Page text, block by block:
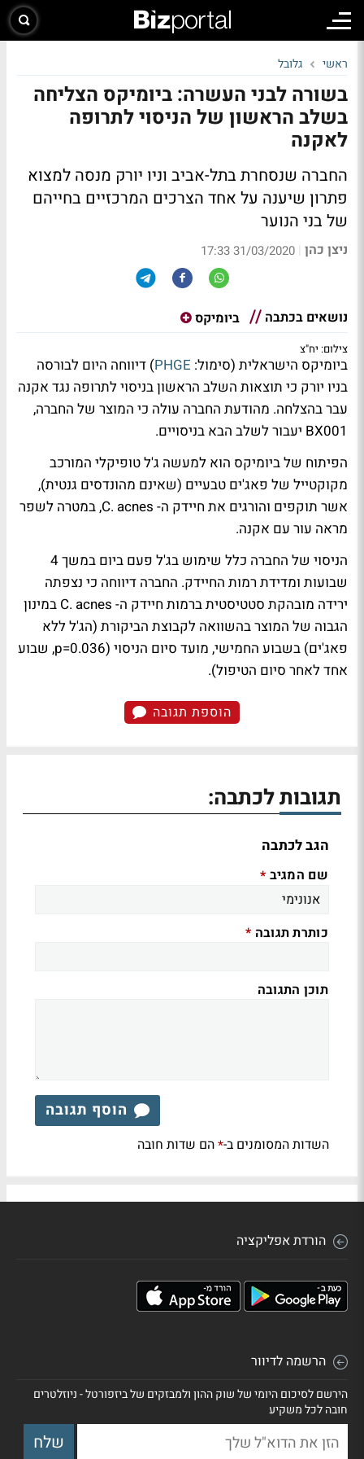
ראשי גלובל
בשורה לבני העשרה: ביומיקס הצליחה
בשלב הראשון של הניסוי לתרופה
לאקנה
החברה שנסחרת בתל-אביב וניו יורק מנסה למצוא
פתרון שיענה על אחד הצרכים המרכזיים בחייהם
של בני הנוער
ניצן כהן |
31/03/2020 17:33
נושאים בכתבה ביומיקס
צילום: יח"צ
ביומיקס הישראלית (סימול: PHGE) דיווחה היום לבורסה
בניו יורק כי תוצאות השלב הראשון בניסוי לתרופה נגד אקנה
עבר בהצלחה. מהודעת החברה עולה כי המוצר של החברה,
BX001 יעבור לשלב הבא בניסויים.
הפיתוח של ביומיקס הוא למעשה ג'ל טופיקלי המורכב
מקוקטייל של פאג'ים טבעיים (שאינם מהונדסים גנטית),
אשר תוקפים והורגים את חיידק ה- C. acnes, במטרה לשפר
מראה עור עם אקנה.
הניסוי של החברה כלל שימוש בג'ל פעם ביום במשך 4
שבועות ומדידת רמות החיידק. החברה דיווחה כי נצפתה
ירידה מובהקת סטטיסטית ברמות חיידק ה- C. acnes במינון
הגבוה של המוצר בהשוואה לקבוצת הביקורת (הג'ל ללא
פאג'ים) בשבוע החמישי, מועד סיום הניסוי (p=0.036, שבוע
אחד לאחר סיום הטיפול).
הוספת תגובה
תגובות לכתבה:
הגב לכתבה
שם המגיב *
כותרת תגובה *
תוכן התגובה
הוסף תגובה
השדות המסומנים ב-*הם שדות חובה
הורדת אפליקציה
הרשמה לדיוור
הירשם לסיכום היומי של שוק ההון ולמבזקים של ביזפורטל - ניוזלטרים
חובה לכל משקיע